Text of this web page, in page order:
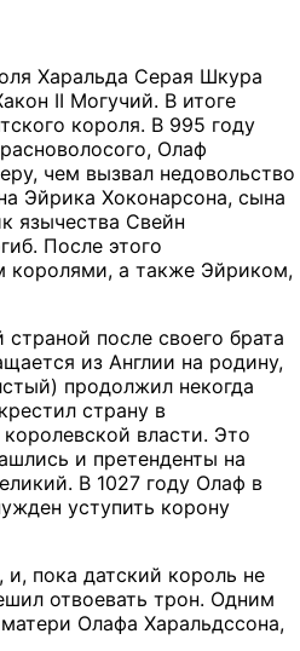
Харальда Серая Шкура
II Могучий. В итоге
короля. В 995 году
Олаф
чем вызвал недовольство
Эйрика Хоконарсона, сына
язычества Свейн
После этого
королями, а также Эйриком,
после своего брата
из Англии на родину,
продолжил некогда
страну в
власти. Это
и претенденты на
В 1027 году Олаф в
уступить корону
пока датский король не
отвоевать трон. Одним
Олафа Харальдссона,